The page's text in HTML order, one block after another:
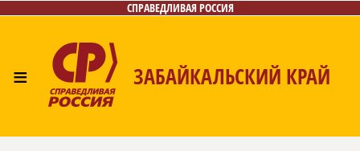
СПРАВЕДЛИВАЯ РОССИЯ
≡ ЗАБАЙКАЛЬСКИЙ КРАЙ